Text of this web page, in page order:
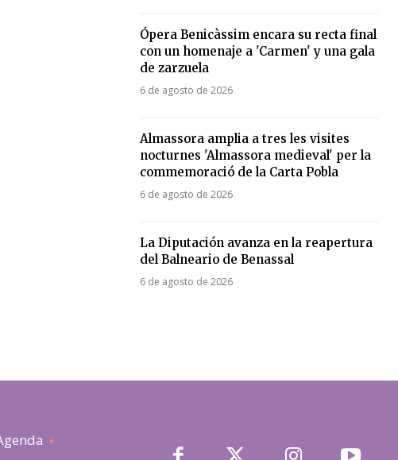
Ópera Benicàssim encara su recta final
con un homenaje a 'Carmen' y una gala
de zarzuela
6 de agosto de 2026
Almassora amplia a tres les visites
nocturnes 'Almassora medieval' per la
commemoració de la Carta Pobla
6 de agosto de 2026
La Diputación avanza en la reapertura
del Balneario de Benassal
6 de agosto de 2026